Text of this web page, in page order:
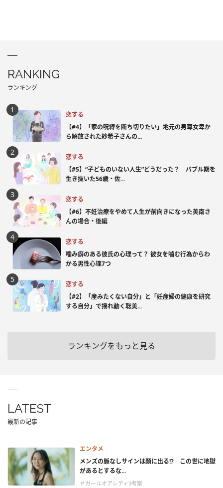
RANKING
ランキング
恋する
【#4】「家の呪縛を断ち切りたい」地元の男尊女卑か
ら解放された紗希子さんの...
恋する
【#5】“子どものいない人生”どうだった？ バブル期を
生き抜いた56歳・佐...
恋する
【#6】不妊治療をやめて人生が前向きになった美南さ
んの場合・後編
恋する
噛み癖のある彼氏の心理って？ 彼女を噛む行為からわ
かる男性心理7つ
恋する
【#2】「産みたくない自分」と「妊産婦の健康を研究
する自分」で揺れ動く聡美...
ランキングをもっと見る
LATEST
最新の記事
エンタメ
メンズの脈なしサインは顔に出る!? この世に地獄
があるとするな...
＃ガールオアレディ3考察